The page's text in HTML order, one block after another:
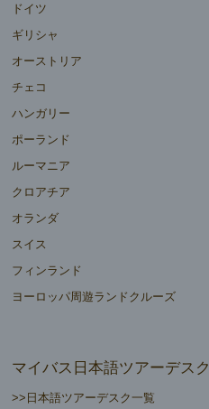
ドイツ
ギリシャ
オーストリア
チェコ
ハンガリー
ポーランド
ルーマニア
クロアチア
オランダ
スイス
フィンランド
ヨーロッパ周遊ランドクルーズ
マイバス日本語ツアーデスク
>>日本語ツアーデスク一覧